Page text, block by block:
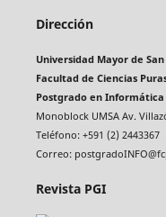
Dirección
Universidad Mayor de
Facultad de Ciencias
Postgrado en Informática
Monoblock UMSA Av.
Teléfono: +591 (2) 2443367
Correo:
Revista PGI